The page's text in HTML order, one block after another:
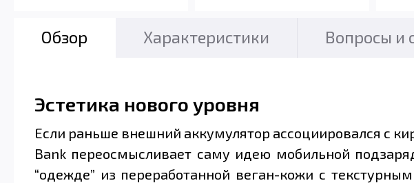
Обзор Характеристики Вопросы и
Эстетика нового уровня
Если раньше внешний аккумулятор ассоциировался с
Bank переосмысливает саму идею мобильной
“одежде” из переработанной веган-кожи с